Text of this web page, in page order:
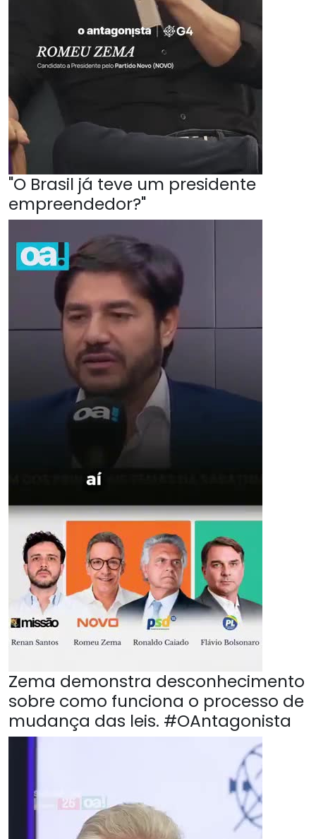
"O Brasil já teve um presidente
empreendedor?"
Zema demonstra desconhecimento
sobre como funciona o processo de
mudança das leis. #OAntagonista